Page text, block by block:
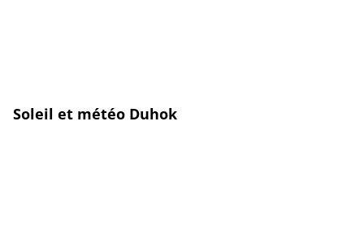
Soleil et météo Duhok